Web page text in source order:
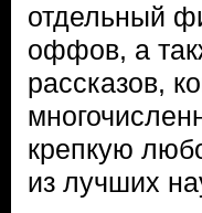
отдельный
оффов, а
рассказов,
крепкую
из лучших